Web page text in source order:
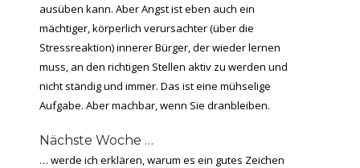
ausüben kann. Aber Angst ist eben auch ein
mächtiger, körperlich verursachter (über die
Stressreaktion) innerer Bürger, der wieder lernen
muss, an den richtigen Stellen aktiv zu werden und
nicht ständig und immer. Das ist eine mühselige
Aufgabe. Aber machbar, wenn Sie dranbleiben.
Nächste Woche …
… werde ich erklären, warum es ein gutes Zeichen